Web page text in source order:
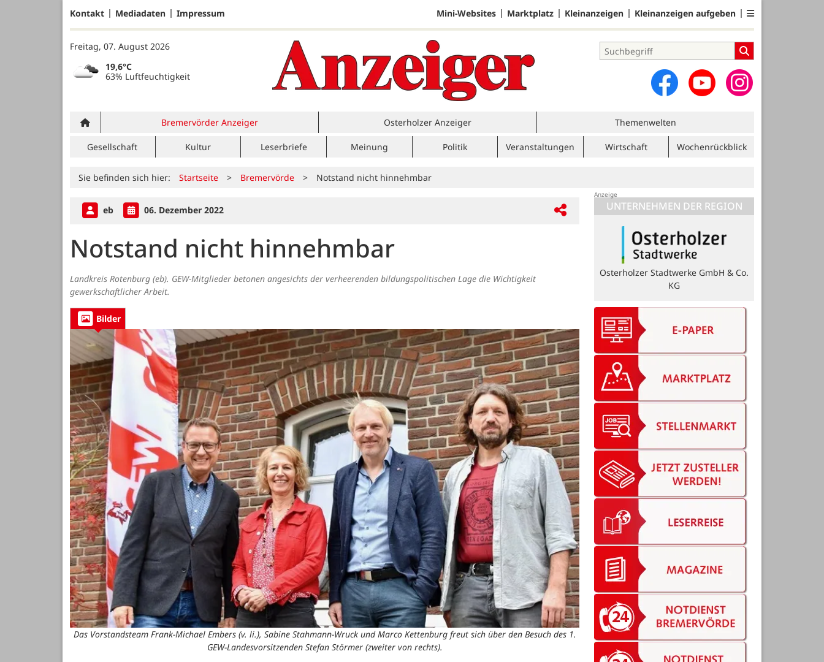
Kontakt Mediadaten Impressum Mini-Websites Marktplatz Kleinanzeigen Kleinanzeigen aufgeben
Freitag, 07. August 2026
19,6°C
63% Luftfeuchtigkeit
Bremervörder Anzeiger Osterholzer Anzeiger Themenwelten
Gesellschaft Kultur Leserbriefe Meinung Politik Veranstaltungen Wirtschaft Wochenrückblick
Sie befinden sich hier: Startseite > Bremervörde > Notstand nicht hinnehmbar
eb 06. Dezember 2022
Notstand nicht hinnehmbar
Landkreis Rotenburg (eb). GEW-Mitglieder betonen angesichts der verheerenden bildungspolitischen Lage die Wichtigkeit
gewerkschaftlicher Arbeit.
Bilder
Das Vorstandsteam Frank-Michael Embers (v. li.), Sabine Stahmann-Wruck und Marco Kettenburg freut sich über den Besuch des 1.
GEW-Landesvorsitzenden Stefan Störmer (zweiter von rechts).
UNTERNEHMEN DER REGION
Bäckerei Rolf GmbH